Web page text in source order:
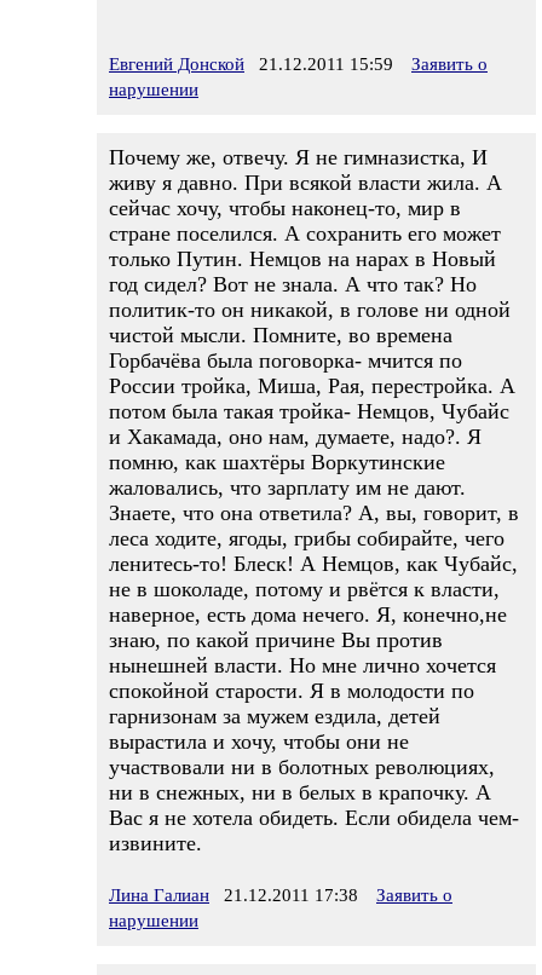
Евгений Донской 21.12.2011 15:59
Заявить о
нарушении
Почему же, отвечу. Я не гимназистка, И
живу я давно. При всякой власти жила. А
сейчас хочу, чтобы наконец-то, мир в
стране поселился. А сохранить его может
только Путин. Немцов на нарах в Новый
год сидел? Вот не знала. А что так? Но
политик-то он никакой, в голове ни одной
чистой мысли. Помните, во времена
Горбачёва была поговорка- мчится по
России тройка, Миша, Рая, перестройка. А
потом была такая тройка- Немцов, Чубайс
и Хакамада, оно нам, думаете, надо?. Я
помню, как шахтёры Воркутинские
жаловались, что зарплату им не дают.
Знаете, что она ответила? А, вы, говорит, в
леса ходите, ягоды, грибы собирайте, чего
ленитесь-то! Блеск! А Немцов, как Чубайс,
не в шоколаде, потому и рвётся к власти,
наверное, есть дома нечего. Я, конечно,не
знаю, по какой причине Вы против
нынешней власти. Но мне лично хочется
спокойной старости. Я в молодости по
гарнизонам за мужем ездила, детей
вырастила и хочу, чтобы они не
участвовали ни в болотных революциях,
ни в снежных, ни в белых в крапочку. А
Вас я не хотела обидеть. Если обидела чем-
извините.
Лина Галиан 21.12.2011 17:38
Заявить о
нарушении